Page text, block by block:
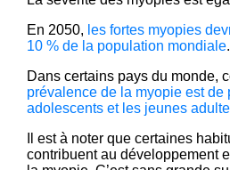
En 2050, les fortes myopies
10 % de la population mondiale.
Dans certains pays du monde,
prévalence de la myopie est de
adolescents et les jeunes
Il est à noter que certaines
contribuent au développement